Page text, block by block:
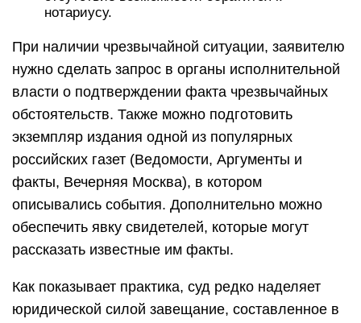
нотариусу.
При наличии чрезвычайной ситуации, заявителю
нужно сделать запрос в органы исполнительной
власти о подтверждении факта чрезвычайных
обстоятельств. Также можно подготовить
экземпляр издания одной из популярных
российских газет (Ведомости, Аргументы и
факты, Вечерняя Москва), в котором
описывались события. Дополнительно можно
обеспечить явку свидетелей, которые могут
рассказать известные им факты.
Как показывает практика, суд редко наделяет
юридической силой завещание, составленное в